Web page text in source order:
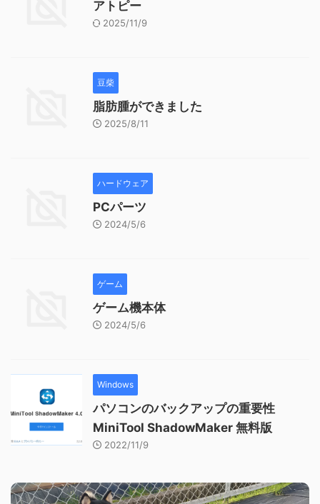
アトピー
2025/11/9
豆柴
脂肪腫ができました
2025/8/11
ハードウェア
PCパーツ
2024/5/6
ゲーム
ゲーム機本体
2024/5/6
Windows
パソコンのバックアップの重要性
MiniTool ShadowMaker 無料版
2022/11/9